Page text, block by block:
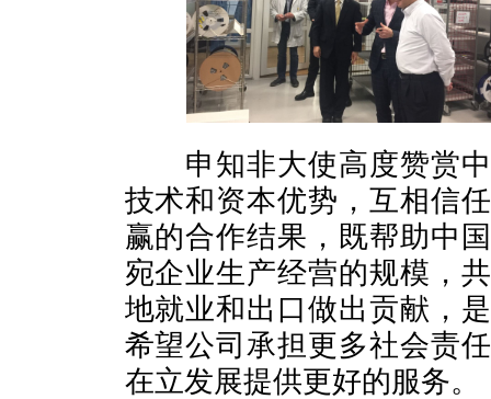
申知非大使高度赞赏中
技术和资本优势，互相信
赢的合作结果，既帮助中
宛企业生产经营的规模，
地就业和出口做出贡献，
希望公司承担更多社会责
在立发展提供更好的服务。